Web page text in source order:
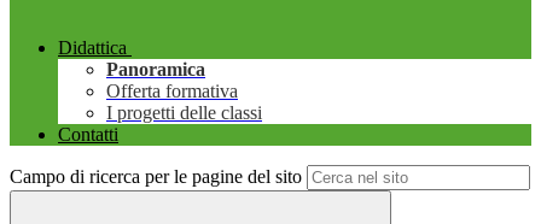
Didattica
Panoramica
Offerta formativa
I progetti delle classi
Contatti
Campo di ricerca per le pagine del sito